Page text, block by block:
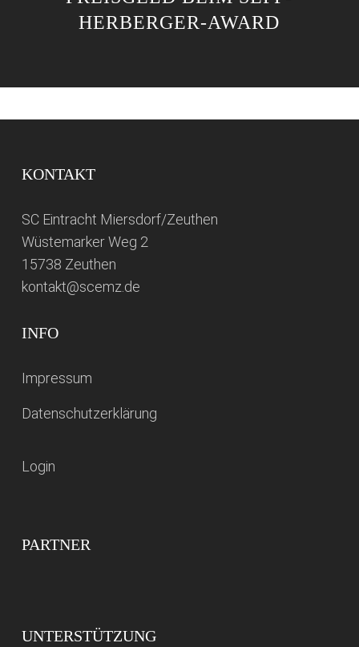
HERBERGER-AWARD
KONTAKT
SC Eintracht Miersdorf/Zeuthen
Wüstemarker Weg 2
15738 Zeuthen
kontakt@scemz.de
INFO
Impressum
Datenschutzerklärung
Login
PARTNER
UNTERSTÜTZUNG